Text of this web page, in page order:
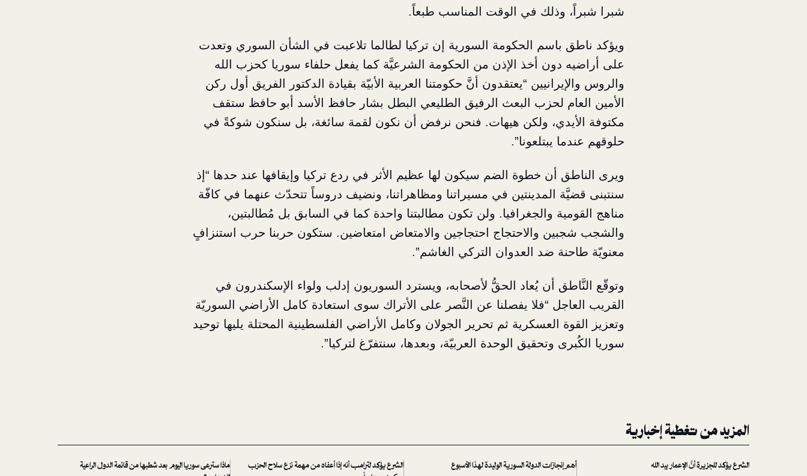
شبرا شبراً، وذلك في الوقت المناسب طبعاً.
ويؤكد ناطق باسم الحكومة السورية إن تركيا لطالما تلاعبت في الشأن السوري وتعدت
على أراضيه دون أخذ الإذن من الحكومة الشرعيَّة كما يفعل حلفاء سوريا كحزب الله
والروس والإيرانيين “يعتقدون أنَّ حكومتنا العربية الأبيّة بقيادة الدكتور الفريق أول ركن
الأمين العام لحزب البعث الرفيق الطليعي البطل بشار حافظ الأسد أبو حافظ ستقف
مكتوفة الأيدي، ولكن هيهات. فنحن نرفض أن نكون لقمة سائغة، بل سنكون شوكةً في
حلوقهم عندما يبتلعونا”.
ويرى الناطق أن خطوة الضم سيكون لها عظيم الأثر في ردع تركيا وإيقافها عند حدها “إذ
سنتبنى قضيَّة المدينتين في مسيراتنا ومظاهراتنا، ونضيف دروساً تتحدّث عنهما في كافّة
مناهج القومية والجغرافيا. ولن تكون مطالبتنا واحدة كما في السابق بل مُطالبتين،
والشجب شجبين والاحتجاج احتجاجين والامتعاض امتعاضين. ستكون حربنا حرب استنزافٍ
معنويّة طاحنة ضد العدوان التركي الغاشم”.
وتوقّع النَّاطق أن يُعاد الحقُّ لأصحابه، ويسترد السوريون إدلب ولواء الإسكندرون في
القريب العاجل “فلا يفصلنا عن النَّصر على الأتراك سوى استعادة كامل الأراضي السوريّة
وتعزيز القوة العسكرية ثم تحرير الجولان وكامل الأراضي الفلسطينية المحتلة يليها توحيد
سوريا الكُبرى وتحقيق الوحدة العربيّة، وبعدها، سنتفرّغ لتركيا”.
المزيد من تغطية إخبارية
الشرع يؤكد للجزيرة أنَّ الإعمار بيد الله أهم إنجازات الدولة السورية الوليدة لهذا الأسبوع
الشرع يؤكد لترامب أنه إذا أعفاه من مهمة نزع سلاح الحزب
ماذا سترعى سوريا اليوم بعد شطبها من قائمة الدول الراعية